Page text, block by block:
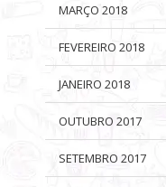
MARÇO 2018
FEVEREIRO 2018
JANEIRO 2018
OUTUBRO 2017
SETEMBRO 2017